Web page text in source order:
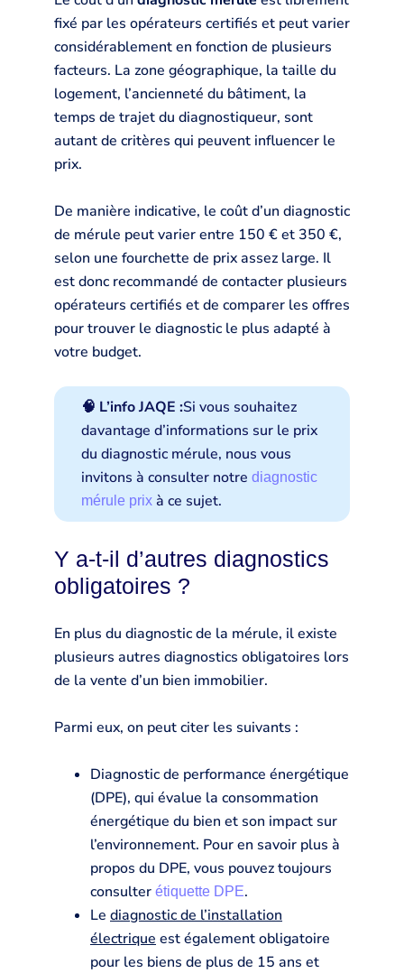
fixé par les opérateurs certifiés et peut varier
considérablement en fonction de plusieurs
facteurs. La zone géographique, la taille du
logement, l’ancienneté du bâtiment, la
temps de trajet du diagnostiqueur, sont
autant de critères qui peuvent influencer le
prix.
De manière indicative, le coût d’un diagnostic
de mérule peut varier entre 150 € et 350 €,
selon une fourchette de prix assez large. Il
est donc recommandé de contacter plusieurs
opérateurs certifiés et de comparer les offres
pour trouver le diagnostic le plus adapté à
votre budget.
🧠 L’info JAQE :Si vous souhaitez
davantage d’informations sur le prix
du diagnostic mérule, nous vous
invitons à consulter notre diagnostic
mérule prix à ce sujet.
Y a-t-il d’autres diagnostics
obligatoires ?
En plus du diagnostic de la mérule, il existe
plusieurs autres diagnostics obligatoires lors
de la vente d’un bien immobilier.
Parmi eux, on peut citer les suivants :
Diagnostic de performance énergétique
(DPE), qui évalue la consommation
énergétique du bien et son impact sur
l’environnement. Pour en savoir plus à
propos du DPE, vous pouvez toujours
consulter étiquette DPE.
Le diagnostic de l’installation
électrique est également obligatoire
pour les biens de plus de 15 ans et